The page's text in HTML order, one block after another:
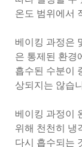
온도 범위에서
베이킹 과정은
은 통제된 환경
흡수된 수분이
상되지는 않습
베이킹 과정이
위해 천천히 냉
다시 흡수되는